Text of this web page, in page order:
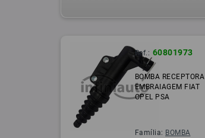
Ref.: 60801973
BOMBA RECEPTORA
EMBRAIAGEM FIAT
OPEL PSA
Família: BOMBA